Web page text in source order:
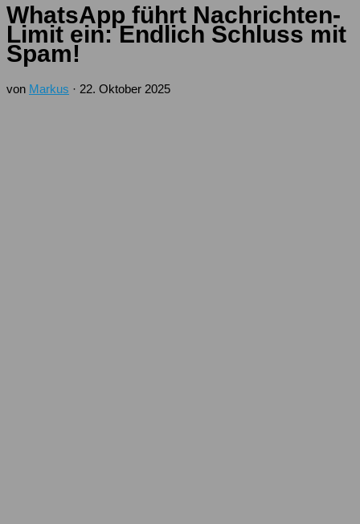
WhatsApp führt Nachrichten-
Limit ein: Endlich Schluss mit
Spam!
von Markus · 22. Oktober 2025